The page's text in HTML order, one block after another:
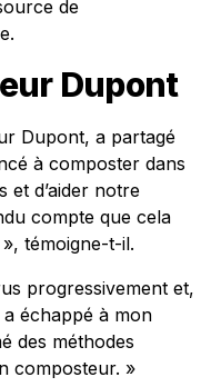
de
Dupont
Dupont, a partagé
à composter dans
et d’aider notre
compte que cela
témoigne-t-il.
progressivement et,
échappé à mon
des méthodes
composteur. »